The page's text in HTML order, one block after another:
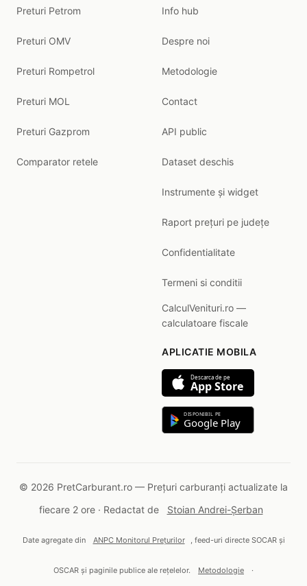
Preturi Petrom
Preturi OMV
Preturi Rompetrol
Preturi MOL
Preturi Gazprom
Comparator retele
Info hub
Despre noi
Metodologie
Contact
API public
Dataset deschis
Instrumente și widget
Raport prețuri pe județe
Confidentialitate
Termeni si conditii
CalculVenituri.ro —
calculatoare fiscale
APLICATIE MOBILA
Descarca de pe
App Store
DISPONIBIL PE
Google Play
© 2026 PretCarburant.ro — Prețuri carburanți actualizate la
fiecare 2 ore · Redactat de
Stoian Andrei-Șerban
Date agregate din ANPC Monitorul Prețurilor , feed-uri directe SOCAR și
OSCAR și paginile publice ale rețelelor. Metodologie ·